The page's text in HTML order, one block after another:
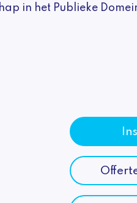
in het Publieke